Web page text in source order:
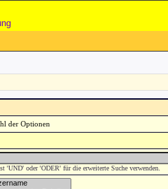
'UND' oder 'ODER' für die erweiterte Suche verwenden.